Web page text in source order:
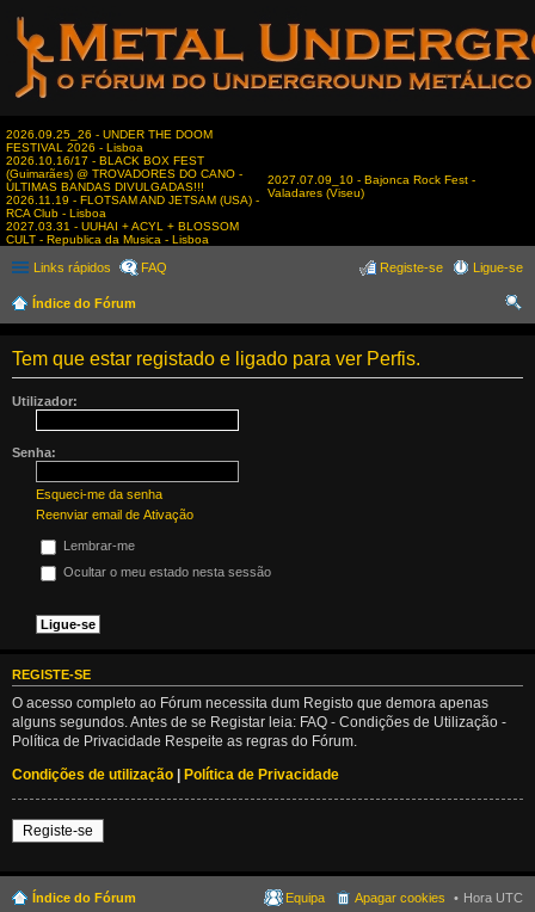
2026.09.25_26 - UNDER THE DOOM
FESTIVAL 2026 - Lisboa
2026.10.16/17 - BLACK BOX FEST
(Guimarães) @ TROVADORES DO CANO -
ÚLTIMAS BANDAS DIVULGADAS!!!
2026.11.19 - FLOTSAM AND JETSAM (USA) -
RCA Club - Lisboa
2027.03.31 - UUHAI + ACYL + BLOSSOM
CULT - Republica da Musica - Lisboa
2027.07.09_10 - Bajonca Rock Fest -
Valadares (Viseu)
Links rápidos FAQ Ligue-se
Registe-se
Índice do Fórum
Tem que estar registado e ligado para ver Perfis.
Utilizador:
Senha:
Esqueci-me da senha
Reenviar email de Ativação
Lembrar-me
Ocultar o meu estado nesta sessão
REGISTE-SE
O acesso completo ao Fórum necessita dum Registo que demora apenas
alguns segundos. Antes de se Registar leia: FAQ - Condições de Utilização -
Política de Privacidade Respeite as regras do Fórum.
Condições de utilização | Política de Privacidade
Registe-se
Índice do Fórum Hora UTC
Apagar cookies
Equipa